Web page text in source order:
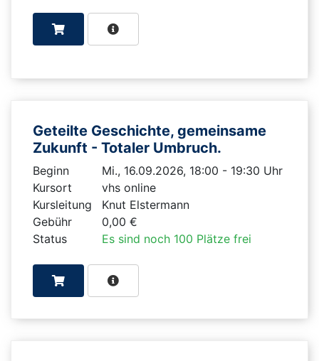
Geteilte Geschichte, gemeinsame
Zukunft - Totaler Umbruch.
Beginn
Mi., 16.09.2026, 18:00 - 19:30 Uhr
Kursort
vhs online
Kursleitung
Knut Elstermann
Gebühr
0,00 €
Status
Es sind noch 100 Plätze frei